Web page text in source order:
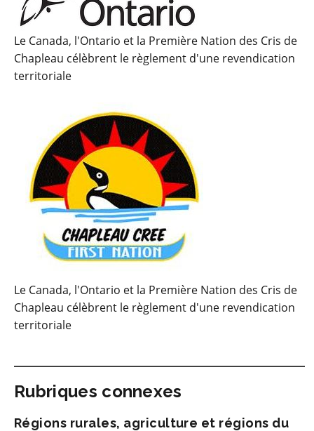
Le Canada, l'Ontario et la Première Nation des Cris de
Chapleau célèbrent le règlement d'une revendication
territoriale
Le Canada, l'Ontario et la Première Nation des Cris de
Chapleau célèbrent le règlement d'une revendication
territoriale
Rubriques connexes
Régions rurales, agriculture et régions du